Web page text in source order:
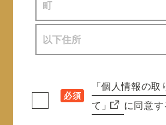
必須
「個人情報の
て」
に同意す